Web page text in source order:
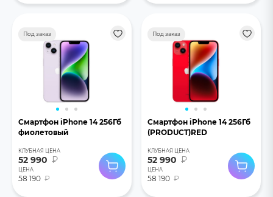
Под заказ
Смартфон iPhone 14 256Гб
фиолетовый
КЛУБНАЯ ЦЕНА
52 990 ₽
ЦЕНА
58 190 ₽
Под заказ
Смартфон iPhone 14 256Гб
(PRODUCT)RED
КЛУБНАЯ ЦЕНА
52 990 ₽
ЦЕНА
58 190 ₽